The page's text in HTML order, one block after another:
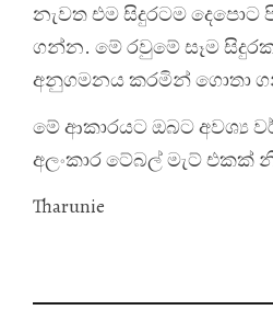
නැවත එම සිදුරටම දෙපොට
ගන්න. මේ රවුමේ සෑම
අනුගමනය කරමින් ගොතා
මේ ආකාරයට ඔබට අවශ්‍ය
අලංකාර ටේබල් මැට්
Tharunie